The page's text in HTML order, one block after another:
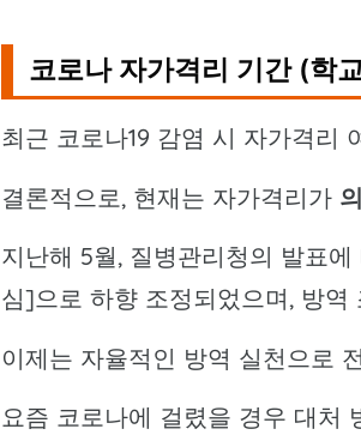
코로나 자가격리 기간 (학
최근 코로나19 감염 시 자가격리
결론적으로, 현재는 자가격리가
지난해 5월, 질병관리청의 발표
심]으로 하향 조정되었으며, 방역
이제는 자율적인 방역 실천으로
요즘 코로나에 걸렸을 경우 대처